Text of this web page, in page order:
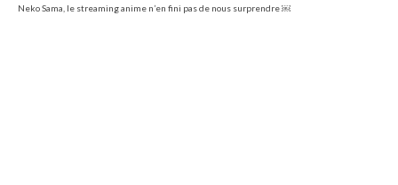
Neko Sama, le streaming anime n’en fini pas de nous surprendre ￼